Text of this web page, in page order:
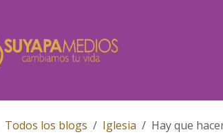
Todos los blogs Iglesia Hay que